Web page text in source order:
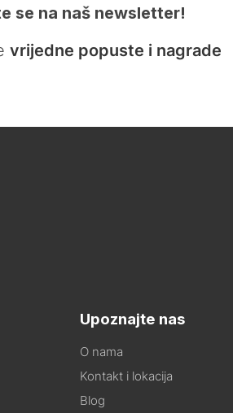
se na naš newsletter!
vrijedne popuste i nagrade
Upoznajte nas
O nama
Kontakt i lokacija
Blog